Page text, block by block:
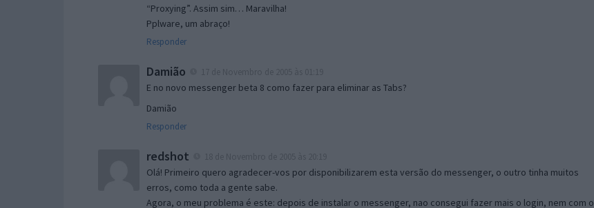
“Proxying”. Assim sim… Maravilha!
Pplware, um abraço!
Responder
Damião
E no novo messenger beta 8 como fazer para eliminar as Tabs?
Damião
Responder
redshot
Olá! Primeiro quero agradecer-vos por disponibilizarem esta versão do messenger, o outro tinha muitos
erros, como toda a gente sabe.
Agora, o meu problema é este: depois de instalar o messenger, nao consegui fazer mais o login, nem com o